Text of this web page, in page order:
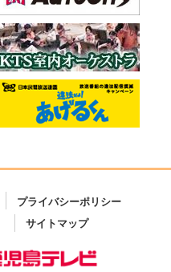
プライバシーポリシー
サイトマップ